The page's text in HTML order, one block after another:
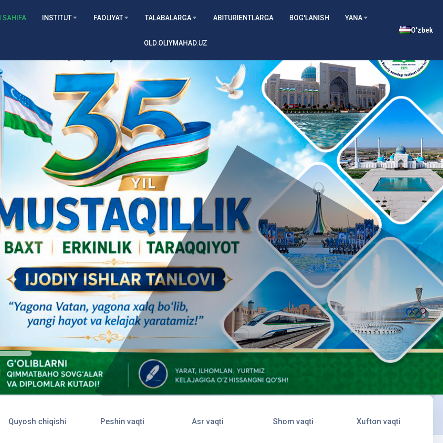
SAHIFA INSTITUT FAOLIYAT TALABALARGA ABITURIENTLARGA BOG'LANISH YANA
OLD.OLIYMAHAD.UZ
O'zbek
Quyosh chiqishi Peshin vaqti Asr vaqti Shom vaqti Xufton vaqti